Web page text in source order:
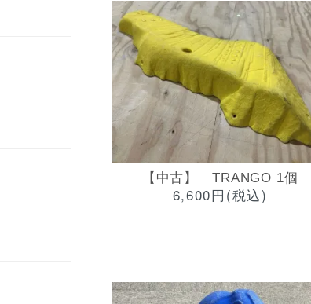
【中古】 TRANGO 1個
6,600円(税込)